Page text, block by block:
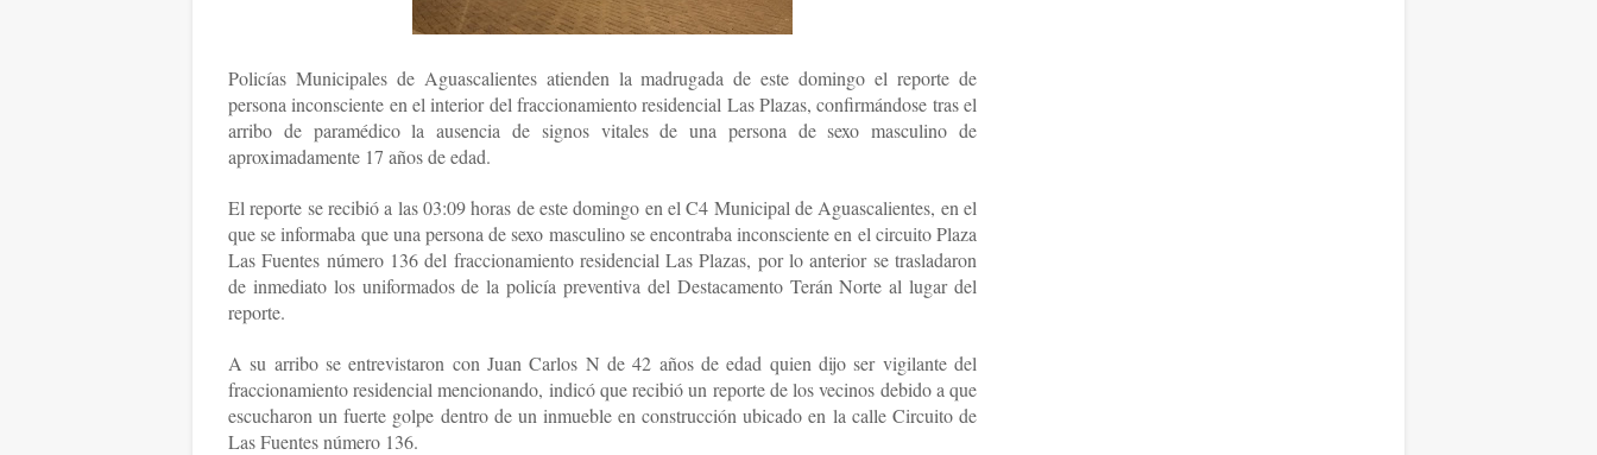
Policías Municipales de Aguascalientes atienden la madrugada de este domingo el reporte de
persona inconsciente en el interior del fraccionamiento residencial Las Plazas, confirmándose tras el
arribo de paramédico la ausencia de signos vitales de una persona de sexo masculino de
aproximadamente 17 años de edad.
El reporte se recibió a las 03:09 horas de este domingo en el C4 Municipal de Aguascalientes, en el
que se informaba que una persona de sexo masculino se encontraba inconsciente en el circuito Plaza
Las Fuentes número 136 del fraccionamiento residencial Las Plazas, por lo anterior se trasladaron
de inmediato los uniformados de la policía preventiva del Destacamento Terán Norte al lugar del
reporte.
A su arribo se entrevistaron con Juan Carlos N de 42 años de edad quien dijo ser vigilante del
fraccionamiento residencial mencionando, indicó que recibió un reporte de los vecinos debido a que
escucharon un fuerte golpe dentro de un inmueble en construcción ubicado en la calle Circuito de
Las Fuentes número 136.